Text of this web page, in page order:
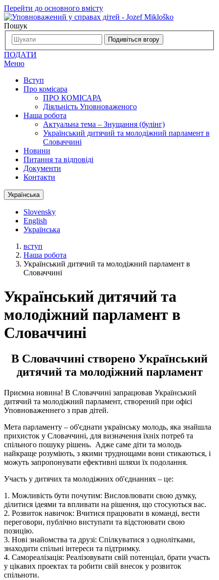
Перейти до основного вмісту
Пошук
Подивіться вгору
ПОДАТИ
Меню
Вступ
Про комісара
ПРО КОМІСАРА
Діяльність Уповноваженого
Наша робота
Актуальна тема – Знущання (булінг)
Український дитячий та молодіжний парламент в
Словаччині
Новини
Питання та відповіді
Документи
Контакти
Українська
Slovensky
English
Українська
вступ
Наша робота
Український дитячий та молодіжний парламент в
Словаччині
Український дитячий та
молодіжний парламент в
Словаччині
В Словаччині створено Український
дитячий та молодіжний парламент
Приємна новина! В Словаччині запрацював Український
дитячий та молодіжний парламент, створений при офісі
Уповноваженнего з прав дітей.
Мета парламенту – об'єднати українську молодь, яка знайшла
прихисток у Словаччині, для визначення їхніх потреб та
спільного пошуку рішень. Адже саме діти та молодь
найкраще розуміють, з якими труднощами вони стикаються, і
можуть запропонувати ефективні шляхи їх подолання.
Участь у дитячих та молодіжних об'єднаннях – це:
1. Можливість бути почутим: Висловлювати свою думку,
ділитися ідеями та впливати на рішення, що стосуються вас.
2. Розвиток навичок: Вчитися працювати в команді, вести
переговори, публічно виступати та відстоювати свою
позицію.
3. Нові знайомства та друзі: Спілкуватися з однолітками,
знаходити спільні інтереси та підтримку.
4. Самореалізація: Реалізовувати свій потенціал, брати участь
у цікавих проектах та робити свій внесок у розвиток
спільноти.